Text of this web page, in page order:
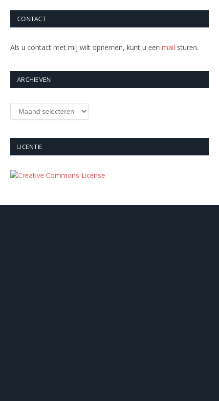
CONTACT
Als u contact met mij wilt opnemen, kunt u een mail sturen.
ARCHIEVEN
Archieven
LICENTIE